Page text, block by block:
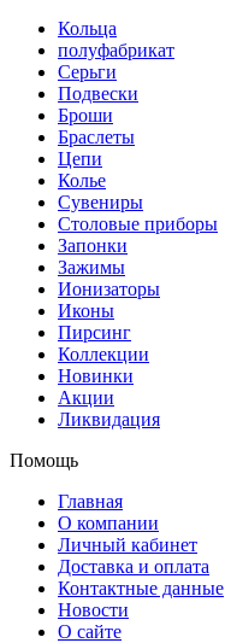
Кольца
полуфабрикат
Серьги
Подвески
Броши
Браслеты
Цепи
Колье
Сувениры
Столовые приборы
Запонки
Зажимы
Ионизаторы
Иконы
Пирсинг
Коллекции
Новинки
Акции
Ликвидация
Помощь
Главная
О компании
Личный кабинет
Доставка и оплата
Контактные данные
Новости
О сайте